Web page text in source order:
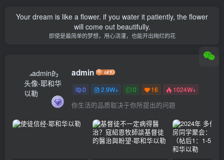
Your dream is like a flower. if you water it patiently, the flower
will come out beautifully.
即使是最简单的梦想，用心浇灌，也能开出绚烂的花
admin
0 2.9W+ 0 16 1024W+
你生活的品质取决于你所提出的问题